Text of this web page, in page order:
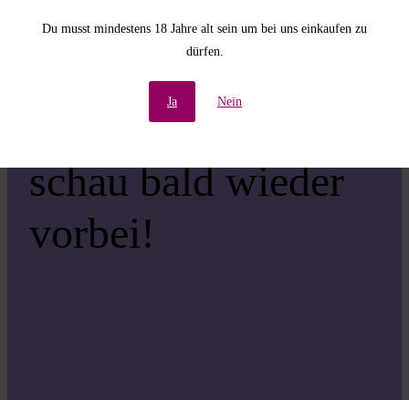
Du musst mindestens 18 Jahre alt sein um bei uns einkaufen zu
dürfen.
Ja Nein
Unannehmlichkeiten!
Wir arbeiten an einer
großartigen Sache –
schau bald wieder
vorbei!